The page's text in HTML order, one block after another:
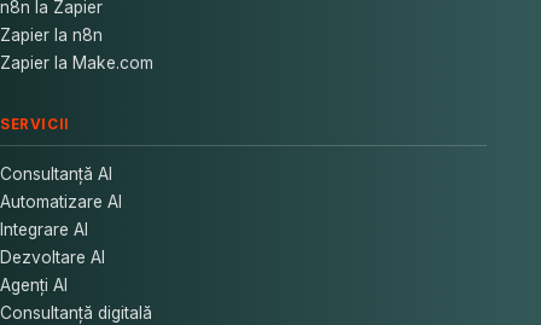
n8n la Zapier
Zapier la n8n
Zapier la Make.com
SERVICII
Consultanță AI
Automatizare AI
Integrare AI
Dezvoltare AI
Agenți AI
Consultanță digitală